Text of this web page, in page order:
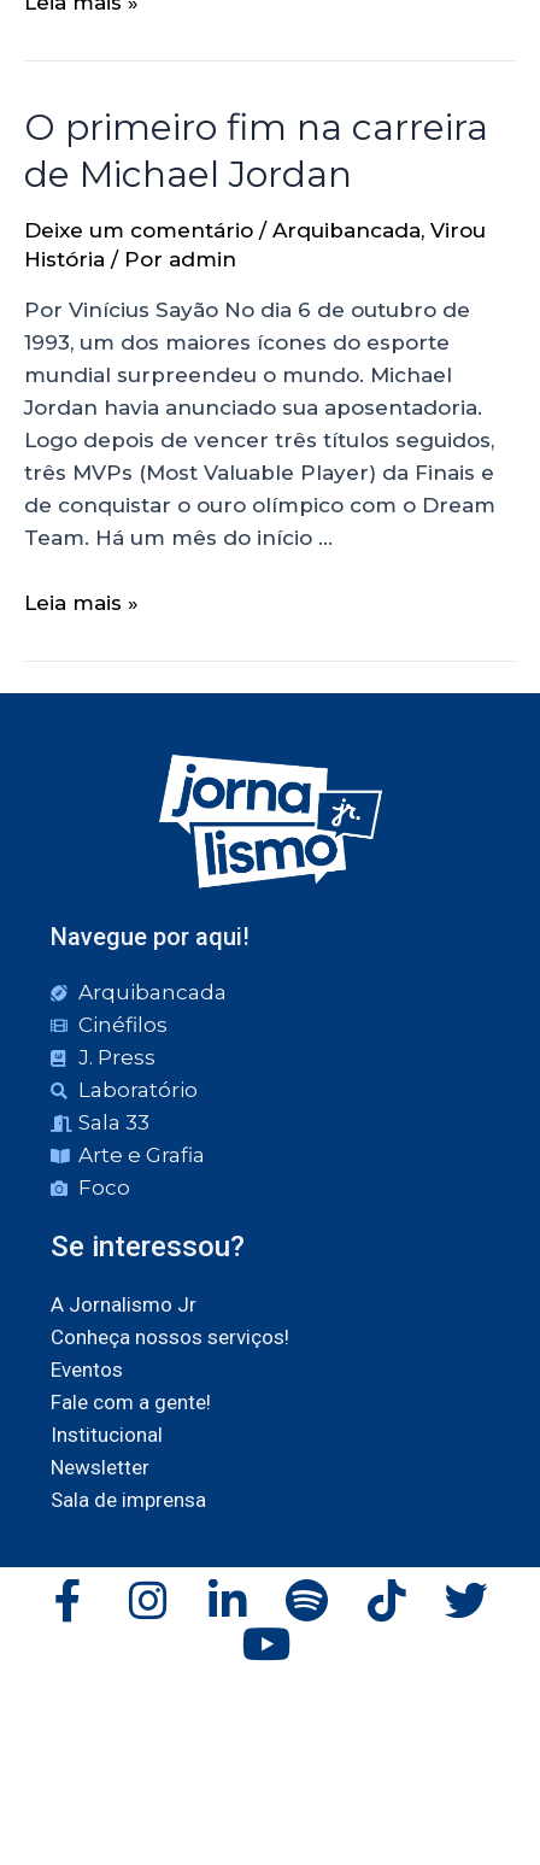
O primeiro fim na carreira
de Michael Jordan
Deixe um comentário / Arquibancada, Virou
História / Por admin
Por Vinícius Sayão No dia 6 de outubro de
1993, um dos maiores ícones do esporte
mundial surpreendeu o mundo. Michael
Jordan havia anunciado sua aposentadoria.
Logo depois de vencer três títulos seguidos,
três MVPs (Most Valuable Player) da Finais e
de conquistar o ouro olímpico com o Dream
Team. Há um mês do início …
Leia mais »
Navegue por aqui!
Arquibancada
Cinéfilos
J. Press
Laboratório
Sala 33
Arte e Grafia
Foco
Se interessou?
A Jornalismo Jr
Conheça nossos serviços!
Eventos
Fale com a gente!
Institucional
Newsletter
Sala de imprensa